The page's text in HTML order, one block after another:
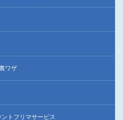
ワザ
トフリマサービス